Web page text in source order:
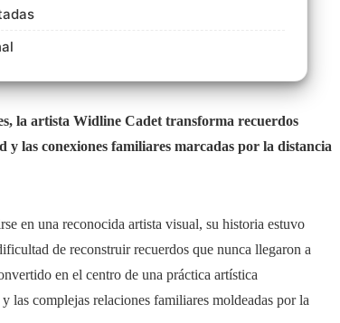
la artista Widline Cadet transforma recuerdos
las conexiones familiares marcadas por la distancia
en una reconocida artista visual, su historia estuvo
de reconstruir recuerdos que nunca llegaron a
en el centro de una práctica artística
las complejas relaciones familiares moldeadas por la